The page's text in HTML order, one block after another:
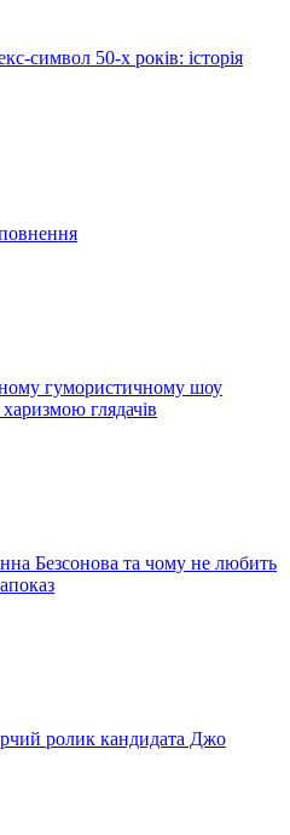
символ 50-х років: історія
гумористичному шоу
глядачів
Безсонова та чому не любить
ролик кандидата Джо